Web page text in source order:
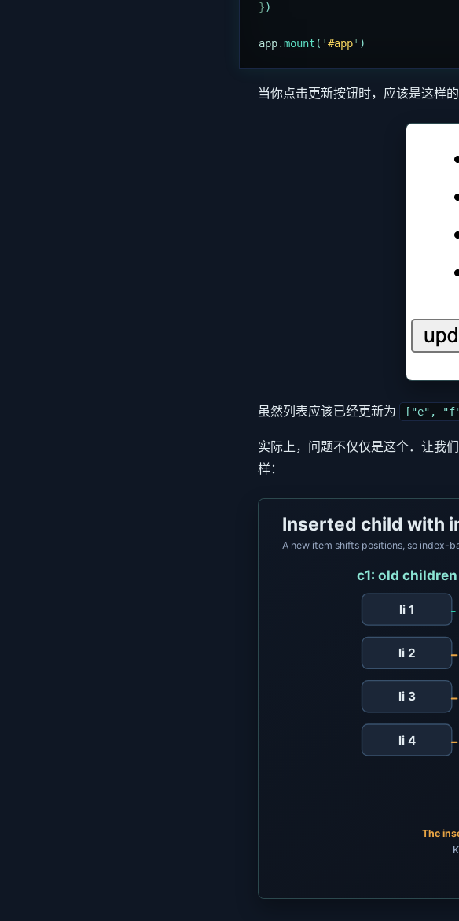
})
app.mount ( '#app' )
当你点击更新按钮时，应该是这样的
虽然列表应该已经更新为 ["e",
实际上，问题不仅仅是这个．让我
样：